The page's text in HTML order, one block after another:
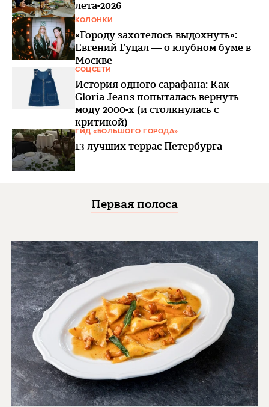
лета-2026
КОЛОНКИ
«Городу захотелось выдохнуть»:
Евгений Гуцал — о клубном буме в
Москве
СОЦСЕТИ
История одного сарафана: Как
Gloria Jeans попыталась вернуть
моду 2000-х (и столкнулась с
критикой)
ГИД «БОЛЬШОГО ГОРОДА»
13 лучших террас Петербурга
Первая полоса